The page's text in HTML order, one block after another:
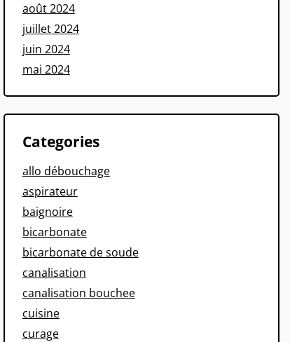
août 2024
juillet 2024
juin 2024
mai 2024
Categories
allo débouchage
aspirateur
baignoire
bicarbonate
bicarbonate de soude
canalisation
canalisation bouchee
cuisine
curage